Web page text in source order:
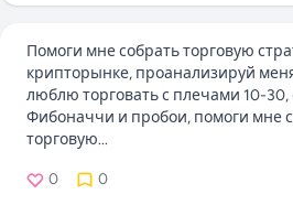
Помоги мне собрать торговую
крипторынке, проанализируй
люблю торговать с плечами 10-30,
Фибоначчи и пробои, помоги мне
торговую...
0 0